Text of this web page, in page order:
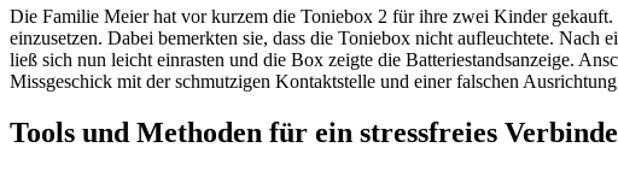
Die Familie Meier hat vor kurzem die Toniebox 2 für ihre zwei Kinder
einzusetzen. Dabei bemerkten sie, dass die Toniebox nicht aufleuchtete.
ließ sich nun leicht einrasten und die Box zeigte die Batteriestandsanzeige.
Missgeschick mit der schmutzigen Kontaktstelle und einer falschen
Tools und Methoden für ein stressfreies